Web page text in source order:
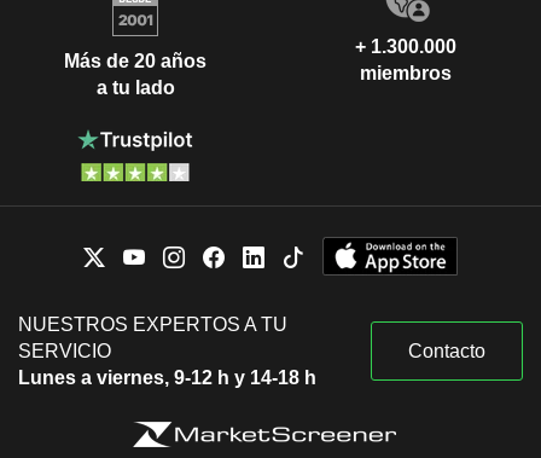
Más de 20 años
a tu lado
+ 1.300.000
miembros
NUESTROS EXPERTOS A TU
SERVICIO
Lunes a viernes, 9-12 h y 14-18 h
Contacto